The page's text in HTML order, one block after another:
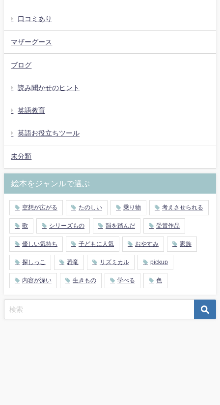
口コミあり
マザーグース
ブログ
読み聞かせのヒント
英語教育
英語お役立ちツール
未分類
絵本をジャンルで選ぶ
空想が広がる たのしい 乗り物 考えさせられる
歌 シリーズもの 韻を踏んだ 受賞作品
優しい気持ち 子どもに人気 おやすみ 家族
探しっこ 恐竜 リズミカル pickup
内容が深い 生きもの 学べる 色